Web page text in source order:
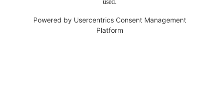
used.
Powered by Usercentrics Consent Management
Platform